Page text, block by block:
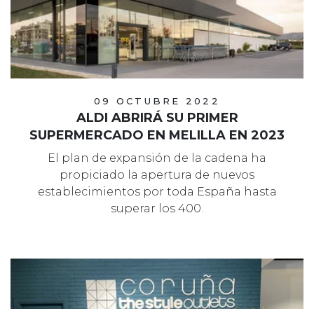
09 OCTUBRE 2022
ALDI ABRIRÁ SU PRIMER
SUPERMERCADO EN MELILLA EN 2023
El plan de expansión de la cadena ha
propiciado la apertura de nuevos
establecimientos por toda España hasta
superar los 400.